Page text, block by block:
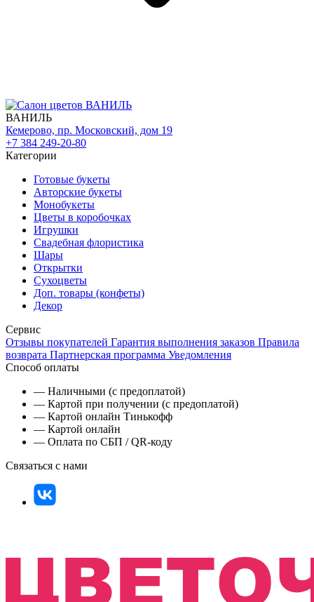
ВАНИЛЬ
Кемерово, пр. Московский, дом 19
+7 384 249-20-80
Категории
Готовые букеты
Авторские букеты
Монобукеты
Цветы в коробочках
Игрушки
Свадебная флористика
Шары
Открытки
Сухоцветы
Доп. товары (конфеты)
Декор
Сервис
Отзывы покупателей Гарантия выполнения заказов Правила
возврата Партнерская программа Уведомления
Способ оплаты
— Наличными (с предоплатой)
— Картой при получении (с предоплатой)
— Картой онлайн Тинькофф
— Картой онлайн
— Оплата по СБП / QR-коду
Связаться с нами